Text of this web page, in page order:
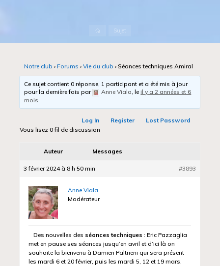
AccueilSujet
Notre club › Forums › Vie du club › Séances techniques Amiral
Ce sujet contient 0 réponse, 1 participant et a été mis à jour
pour la dernière fois par
Anne Viala, leil y a 2 années et 6
mois.
Log In Register
Lost Password
Vous lisez 0 fil de discussion
Auteur Messages
3 février 2024 à 8 h 50 min #3893
Anne Viala
Modérateur
Des nouvelles des séances techniques : Eric Pazzaglia
met en pause ses séances jusqu’en avril et d’ici là on
souhaite la bienvenu à Damien Paltrieni qui sera présent
les mardi 6 et 20 février, puis les mardi 5, 12 et 19 mars.